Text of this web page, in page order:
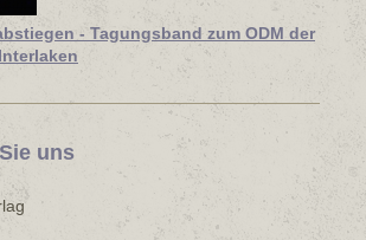
- Tagungsband zum ODM der
uns